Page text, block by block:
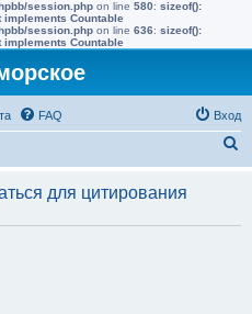
session.php on line 580: sizeof():
Countable
session.php on line 636: sizeof():
Countable
FAQ Вход
с
для цитирования